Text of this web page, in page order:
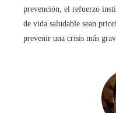
prevención, el refuerzo
de vida saludable sean
prevenir una crisis más